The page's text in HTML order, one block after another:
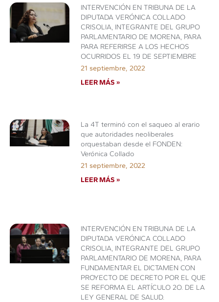
INTERVENCIÓN EN TRIBUNA DE LA
DIPUTADA VERÓNICA COLLADO
CRISOLIA, INTEGRANTE DEL GRUPO
PARLAMENTARIO DE MORENA, PARA
PARA REFERIRSE A LOS HECHOS
OCURRIDOS EL 19 DE SEPTIEMBRE
21 septiembre, 2022
LEER MÁS »
La 4T terminó con el saqueo al erario
que autoridades neoliberales
orquestaban desde el FONDEN:
Verónica Collado
21 septiembre, 2022
LEER MÁS »
INTERVENCIÓN EN TRIBUNA DE LA
DIPUTADA VERÓNICA COLLADO
CRISOLIA, INTEGRANTE DEL GRUPO
PARLAMENTARIO DE MORENA, PARA
FUNDAMENTAR EL DICTAMEN CON
PROYECTO DE DECRETO POR EL QUE
SE REFORMA EL ARTÍCULO 2O. DE LA
LEY GENERAL DE SALUD.